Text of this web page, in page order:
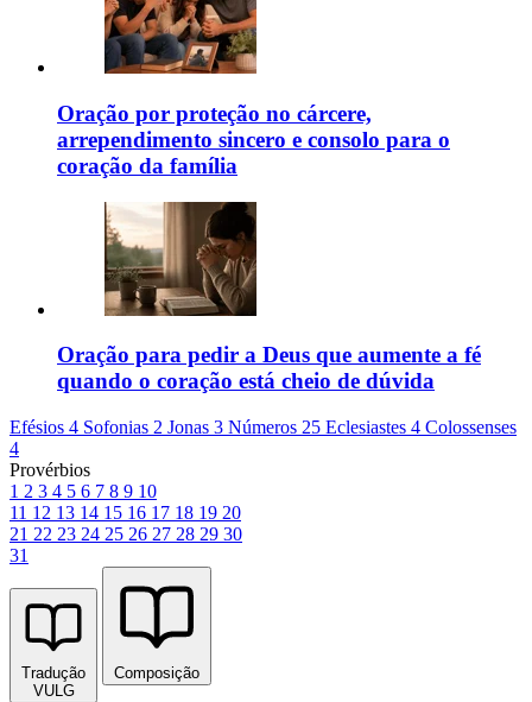
Oração por proteção no cárcere,
arrependimento sincero e consolo para o
coração da família
Oração para pedir a Deus que aumente a fé
quando o coração está cheio de dúvida
Efésios 4 Sofonias 2 Jonas 3 Números 25 Eclesiastes 4 Colossenses
4
Provérbios
1 2 3 4 5 6 7 8 9 10
11 12 13 14 15 16 17 18 19 20
21 22 23 24 25 26 27 28 29 30
31
Tradução
VULG
Composição